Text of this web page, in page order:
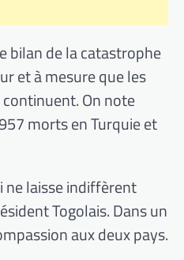
bilan de la catastrophe
et à mesure que les
On note
morts en Turquie et
ne laisse indiffèrent
Togolais. Dans un
aux deux pays.